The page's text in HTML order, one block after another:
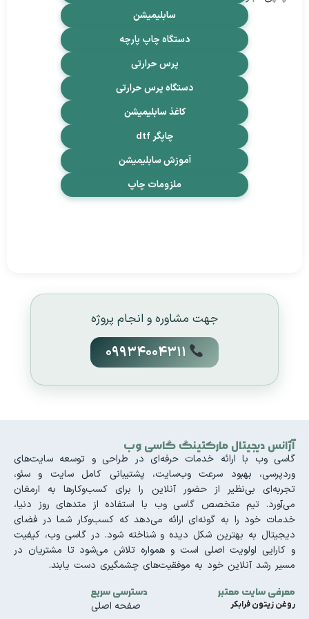
سابلیمیشن
دستگاه چاپ پارچه
پرس حرارتی
دستگاه پرس حرارتی
کاغذ سابلیمیشن
چاپگر dtf
آموزش سابلیمیشن
ملزومات چاپ
جهت مشاوره و انجام پروژه
آژانس دیجیتال مارکتینگ گاسی وب
گاسی وب با ارائه خدمات حرفه‌ای در طراحی و توسعه سایت‌های
وردپرسی، بهبود سرعت وب‌سایت، پشتیبانی کامل سایت و سئو،
تجربه‌ای بی‌نظیر از حضور آنلاین را برای کسب‌وکارها به ارمغان
می‌آورد. تیم متخصص گاسی وب با استفاده از متدهای روز دنیا،
خدمات خود را به گونه‌ای ارائه می‌دهد که کسب‌وکار شما در فضای
دیجیتال به بهترین شکل دیده و شناخته شود. در گاسی وب، کیفیت
و کارایی اولویت اصلی است و همواره تلاش می‌شود تا مشتریان در
مسیر رشد آنلاین خود به موفقیت‌های چشمگیری دست یابند.
معرفی سایت معتبر
روغن زیتون فرابکر
دسترسی سریع
صفحه اصلی